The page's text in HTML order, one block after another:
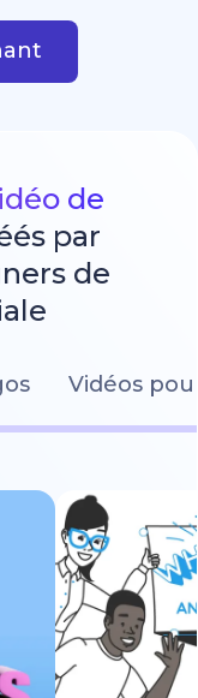
de
par
de
Vidéos